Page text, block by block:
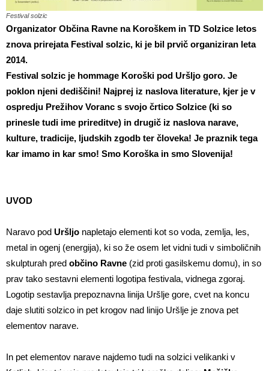
Festival solzic
Organizator Občina Ravne na Koroškem in TD Solzice letos
znova prirejata Festival solzic, ki je bil prvič organiziran leta
2014.
Festival solzic je hommage Koroški pod Uršljo goro. Je
poklon njeni dediščini! Najprej iz naslova literature, kjer je v
ospredju Prežihov Voranc s svojo črtico Solzice (ki so
prinesle tudi ime prireditve) in drugič iz naslova narave,
kulture, tradicije, ljudskih zgodb ter človeka! Je praznik tega
kar imamo in kar smo! Smo Koroška in smo Slovenija!
UVOD
Naravo pod Uršljo napletajo elementi kot so voda, zemlja, les,
metal in ogenj (energija), ki so že osem let vidni tudi v simboličnih
skulpturah pred občino Ravne (zid proti gasilskemu domu), in so
prav tako sestavni elementi logotipa festivala, vidnega zgoraj.
Logotip sestavlja prepoznavna linija Uršlje gore, cvet na koncu
daje slutiti solzico in pet krogov nad linijo Uršlje je znova pet
elementov narave.
In pet elementov narave najdemo tudi na solzici velikanki v